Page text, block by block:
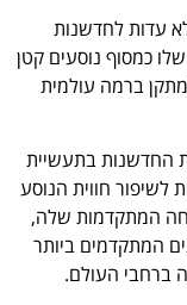
אלא עדות לחדשנות
כמסוף נוסעים קטן
והפך למתקן ברמה עולמית
טרמינל 1 היה בחזית החדשנות בתעשיית
לשיפור חווית הנוסע
המתקדמות שלה,
המתקדמים ביותר
ברחבי העולם.